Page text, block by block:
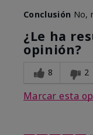
Conclusión No,
¿Le ha
opinión?
8 2
Marcar esta